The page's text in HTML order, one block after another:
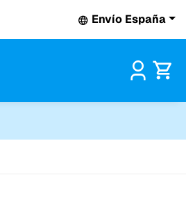
Envío España